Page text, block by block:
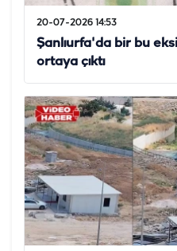
20-07-2026 14:53
Şanlıurfa'da bir bu
ortaya çıktı